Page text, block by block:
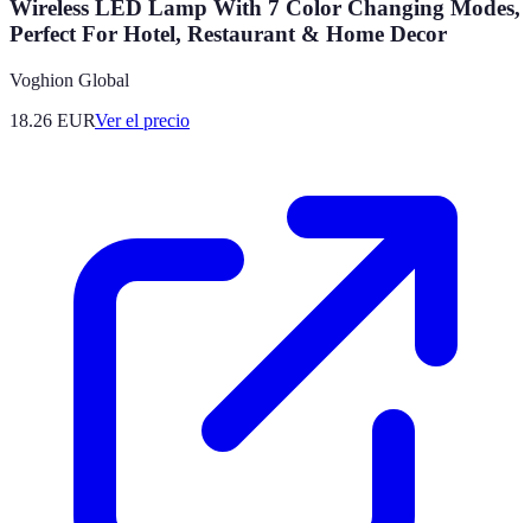
Wireless LED Lamp With 7 Color Changing Modes,
Perfect For Hotel, Restaurant & Home Decor
Voghion Global
18.26 EURVer el precio